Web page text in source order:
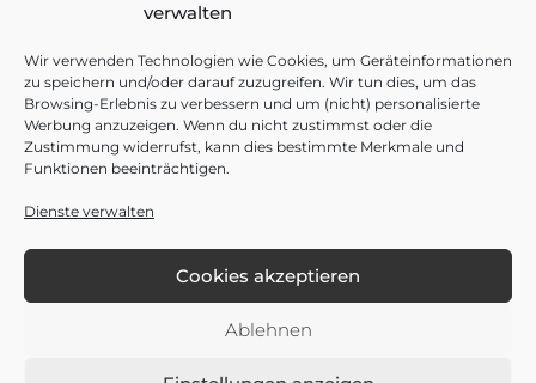
verwalten
Wir verwenden Technologien wie Cookies, um Geräteinformationen
zu speichern und/oder darauf zuzugreifen. Wir tun dies, um das
Browsing-Erlebnis zu verbessern und um (nicht) personalisierte
Werbung anzuzeigen. Wenn du nicht zustimmst oder die
Zustimmung widerrufst, kann dies bestimmte Merkmale und
Funktionen beeinträchtigen.
Dienste verwalten
Cookies akzeptieren
Ablehnen
/ Change-Management